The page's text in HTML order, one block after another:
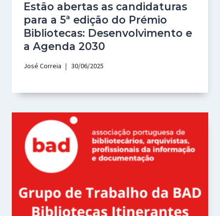
Estão abertas as candidaturas
para a 5ª edição do Prémio
Bibliotecas: Desenvolvimento e
a Agenda 2030
José Correia 30/06/2025